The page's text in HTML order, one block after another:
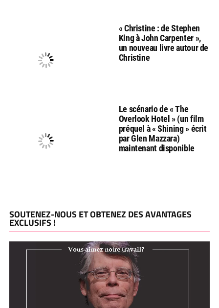
« Christine : de Stephen
King à John Carpenter »,
un nouveau livre autour de
Christine
Le scénario de « The
Overlook Hotel » (un film
préquel à « Shining » écrit
par Glen Mazzara)
maintenant disponible
SOUTENEZ-NOUS ET OBTENEZ DES AVANTAGES
EXCLUSIFS !